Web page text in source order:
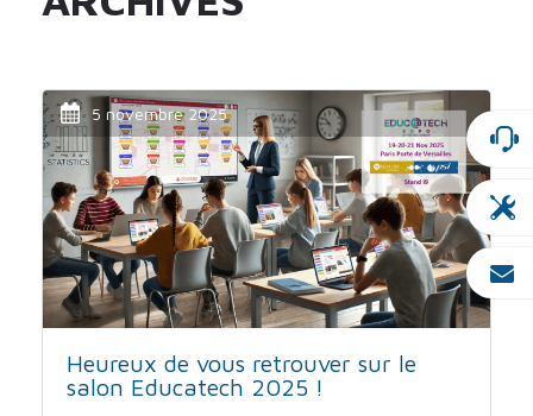
5 novembre 2025
Heureux de vous retrouver sur le
salon Educatech 2025 !